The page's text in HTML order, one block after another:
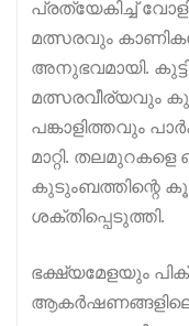
പ്രത്യേകിച്ച്
മത്സരവും
അനുഭവമായി.
മത്സരവീര്യവും
പങ്കാളിത്തവും
മാറ്റി. തലമുറകളെ
കുടുംബത്തിന്റെ
ശക്തിപ്പെടുത്തി.
ഭക്ഷ്യമേളയും